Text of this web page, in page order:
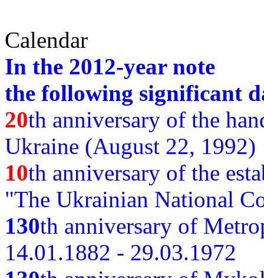
Calendar
In the 2012-year note
the following significant
20th anniversary of the
Ukraine (August 22, 1992)
10th anniversary of the
"The Ukrainian National
130th anniversary of
14.01.1882 - 29.03.1972